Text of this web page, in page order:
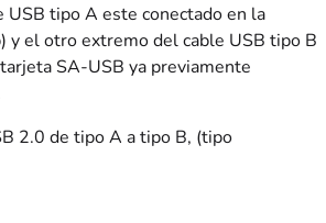
USB tipo A este conectado en la
y el otro extremo del cable USB tipo B
SA-USB ya previamente
2.0 de tipo A a tipo B, (tipo